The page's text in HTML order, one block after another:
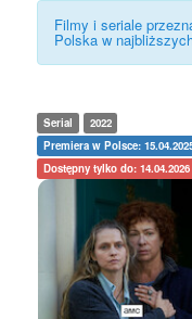
Filmy i seriale
Polska w
Serial
2022
Premiera w Polsce:
Dostępny tylko do: 14.04.2026